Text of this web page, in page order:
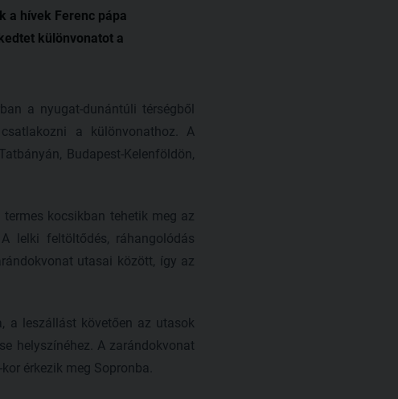
a hívek Ferenc pápa
különvonatot a
a nyugat-dunántúli térségből
a különvonathoz. A
Budapest-Kelenföldön,
kocsikban tehetik meg az
lelki feltöltődés, ráhangolódás
utasai között, így az
a leszállást követően az utasok
helyszínéhez. A zarándokvonat
érkezik meg Sopronba.